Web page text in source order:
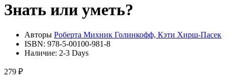
Знать или уметь?
Авторы Роберта Михник Голинкофф, Кэти Хирш-Пасек
ISBN: 978-5-00100-981-8
Наличие: 2-3 Days
279 ₽